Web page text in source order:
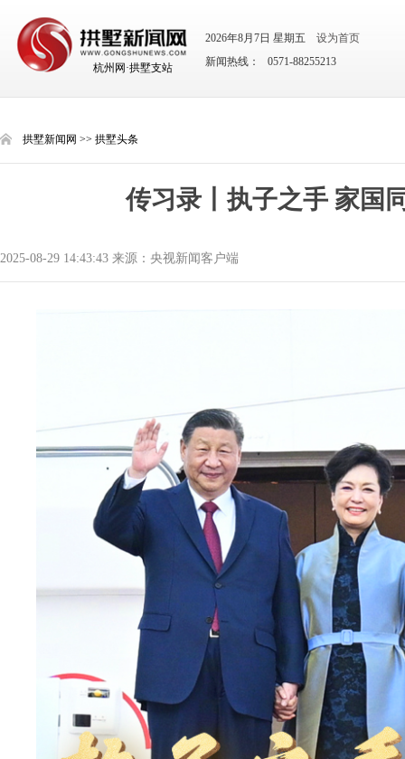
杭州网·拱墅支站
2026年8月7日 星期五
设为首页
新闻热线： 0571-88255213
拱墅新闻网 >> 拱墅头条
传习录丨执子之手 家国
2025-08-29 14:43:43 来源：央视新闻客户端